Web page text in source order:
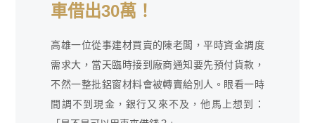
車借出30萬！
高雄一位從事建材買賣的陳老闆，平時資金調度
需求大，當天臨時接到廠商通知要先預付貨款，
不然一整批鋁窗材料會被轉賣給別人。眼看一時
間調不到現金，銀行又來不及，他馬上想到：